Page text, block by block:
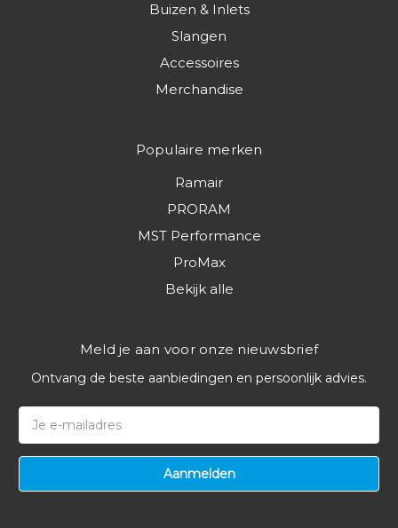
Buizen & Inlets
Slangen
Accessoires
Merchandise
Populaire merken
Ramair
PRORAM
MST Performance
ProMax
Bekijk alle
Meld je aan voor onze nieuwsbrief
Ontvang de beste aanbiedingen en persoonlijk advies.
mailadres